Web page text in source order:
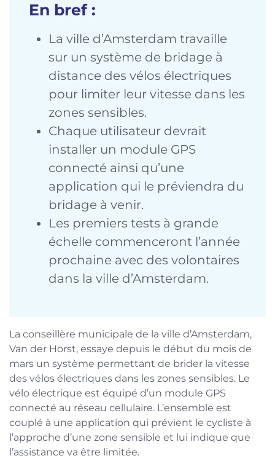
En bref :
La ville d’Amsterdam travaille
sur un système de bridage à
distance des vélos électriques
pour limiter leur vitesse dans les
zones sensibles.
Chaque utilisateur devrait
installer un module GPS
connecté ainsi qu’une
application qui le préviendra du
bridage à venir.
Les premiers tests à grande
échelle commenceront l’année
prochaine avec des volontaires
dans la ville d’Amsterdam.
La conseillère municipale de la ville d’Amsterdam,
Van der Horst, essaye depuis le début du mois de
mars un système permettant de brider la vitesse
des vélos électriques dans les zones sensibles. Le
vélo électrique est équipé d’un module GPS
connecté au réseau cellulaire. L’ensemble est
couplé à une application qui prévient le cycliste à
l’approche d’une zone sensible et lui indique que
l’assistance va être limitée.